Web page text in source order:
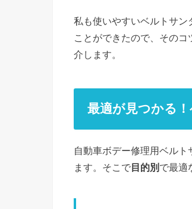
私も使いやすいベルトサン
ことができたので、その
介します。
最適が見つかる
自動車ボデー修理用ベル
ます。そこで目的別 で最適